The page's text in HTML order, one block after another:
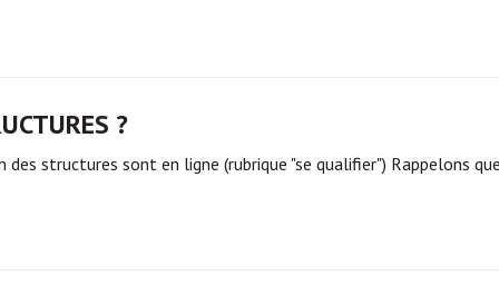
?
structures sont en ligne (rubrique "se qualifier") Rappelons